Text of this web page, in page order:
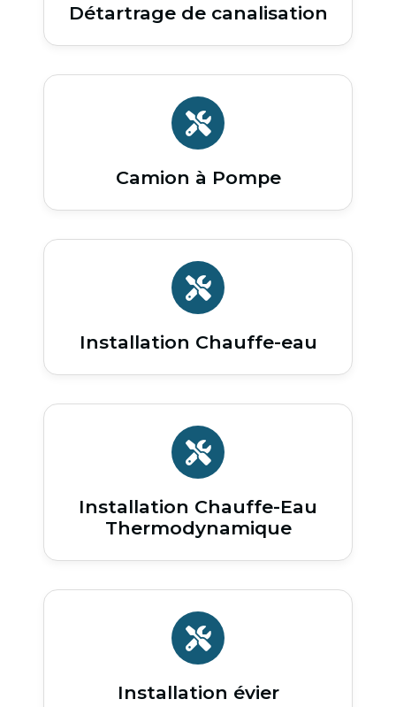
Détartrage de canalisation
Camion à Pompe
Installation Chauffe-eau
Installation Chauffe-Eau
Thermodynamique
Installation évier